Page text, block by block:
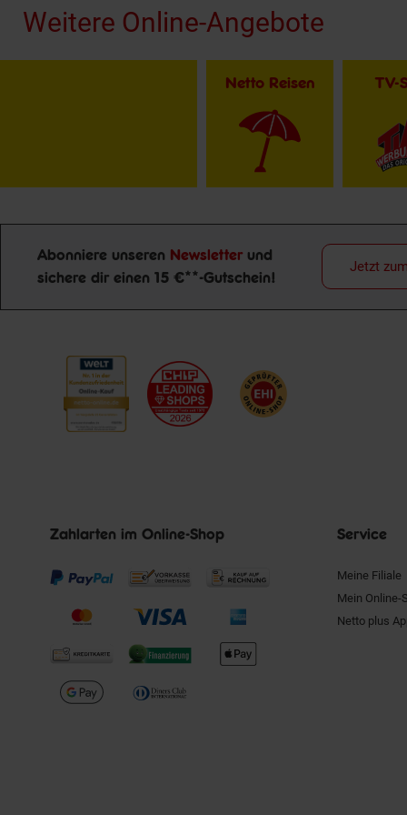
Weitere Online-Angebote
Netto Reisen TV-
Newsletter Anmeldung
Abonniere unseren Newsletter und
sichere dir einen 15 €**-Gutschein!
Jetzt
Zahlarten im Online-Shop Service
Meine Filiale
Mein Online-
Netto plus